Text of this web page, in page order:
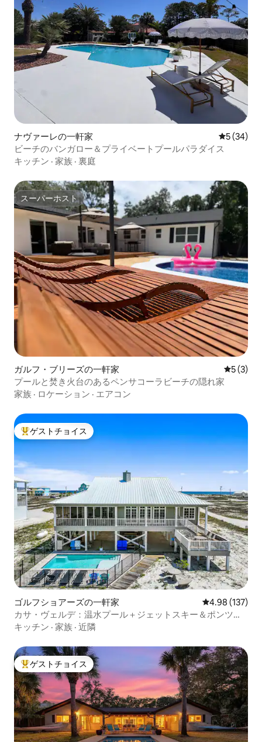
ナヴァーレの一軒家 レビュー
5 (34)
ビーチのバンガロー＆プライベートプールパラダイス
キッチン · 家族 · 裏庭
スーパーホスト
スーパーホスト
ガルフ・ブリーズの一軒家 レビュー
5 (3)
プールと焚き火台のあるペンサコーラビーチの隠れ家
家族 · ロケーション · エアコン
大好評のゲストチョイスです。
ゲストチョイス
ゴルフショアーズの一軒家 レビュー137
4.98 (137)
カサ・ヴェルデ：温水プール＋ジェットスキー＆ポンツー
ンのレンタル
キッチン · 家族 · 近隣
大好評のゲストチョイスです。
ゲストチョイス